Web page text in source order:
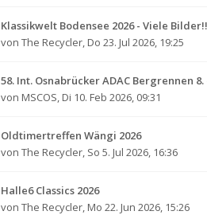
Klassikwelt Bodensee 2026 - Viele Bilder!!
von The Recycler, Do 23. Jul 2026, 19:25
58. Int. Osnabrücker ADAC Bergrennen 8.
von MSCOS, Di 10. Feb 2026, 09:31
Oldtimertreffen Wängi 2026
von The Recycler, So 5. Jul 2026, 16:36
Halle6 Classics 2026
von The Recycler, Mo 22. Jun 2026, 15:26